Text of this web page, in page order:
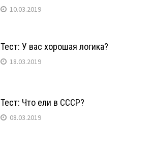
10.03.2019
Тест: У вас хорошая логика?
18.03.2019
Тест: Что ели в СССР?
08.03.2019